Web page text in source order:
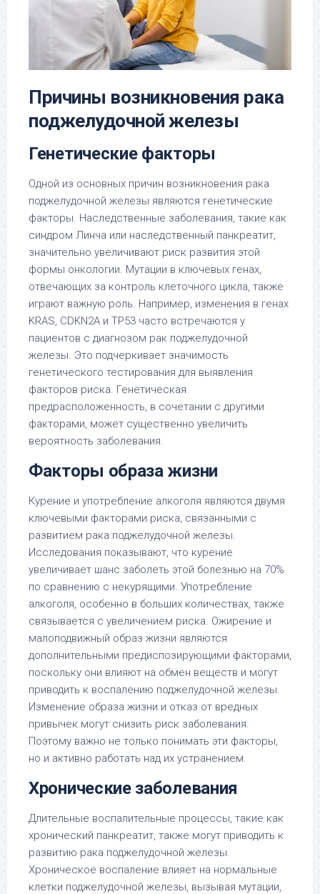
Причины возникновения рака
поджелудочной железы
Генетические факторы
Одной из основных причин возникновения рака
поджелудочной железы являются генетические
факторы. Наследственные заболевания, такие как
синдром Линча или наследственный панкреатит,
значительно увеличивают риск развития этой
формы онкологии. Мутации в ключевых генах,
отвечающих за контроль клеточного цикла, также
играют важную роль. Например, изменения в генах
KRAS, CDKN2A и TP53 часто встречаются у
пациентов с диагнозом рак поджелудочной
железы. Это подчеркивает значимость
генетического тестирования для выявления
факторов риска. Генетическая
предрасположенность, в сочетании с другими
факторами, может существенно увеличить
вероятность заболевания.
Факторы образа жизни
Курение и употребление алкоголя являются двумя
ключевыми факторами риска, связанными с
развитием рака поджелудочной железы.
Исследования показывают, что курение
увеличивает шанс заболеть этой болезнью на 70%
по сравнению с некурящими. Употребление
алкоголя, особенно в больших количествах, также
связывается с увеличением риска. Ожирение и
малоподвижный образ жизни являются
дополнительными предиспозирующими факторами,
поскольку они влияют на обмен веществ и могут
приводить к воспалению поджелудочной железы.
Изменение образа жизни и отказ от вредных
привычек могут снизить риск заболевания.
Поэтому важно не только понимать эти факторы,
но и активно работать над их устранением.
Хронические заболевания
Длительные воспалительные процессы, такие как
хронический панкреатит, также могут приводить к
развитию рака поджелудочной железы.
Хроническое воспаление влияет на нормальные
клетки поджелудочной железы, вызывая мутации,